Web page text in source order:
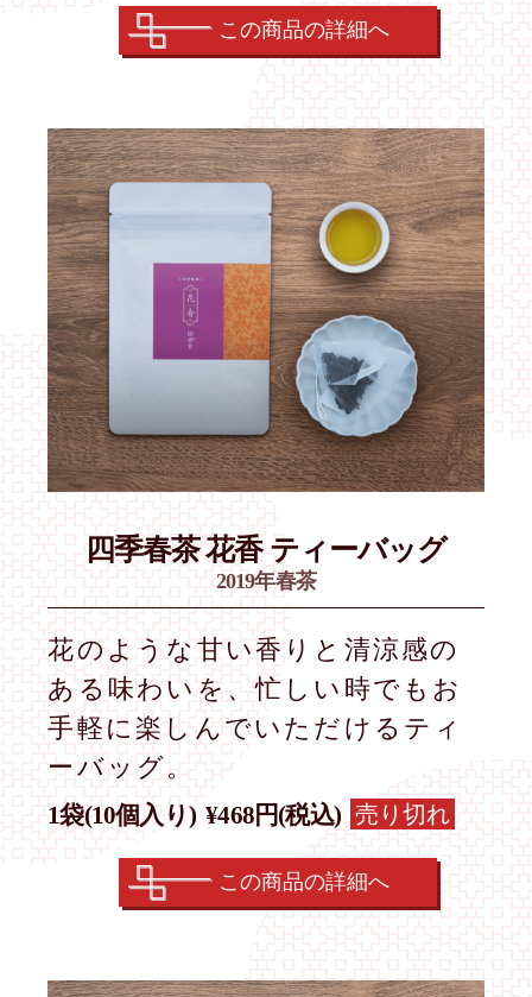
この商品の詳細へ
四季春茶花香 ティーバッグ
2019年春茶
花のような甘い香りと清涼感の
ある味わいを、忙しい時でもお
手軽に楽しんでいただけるティ
ーバッグ。
1袋(10個入り) ¥468円(税込) 売り切れ
この商品の詳細へ